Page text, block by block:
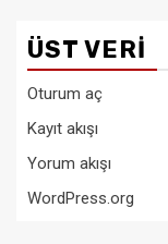
ÜST VERI
Oturum aç
Kayıt akışı
Yorum akışı
WordPress.org